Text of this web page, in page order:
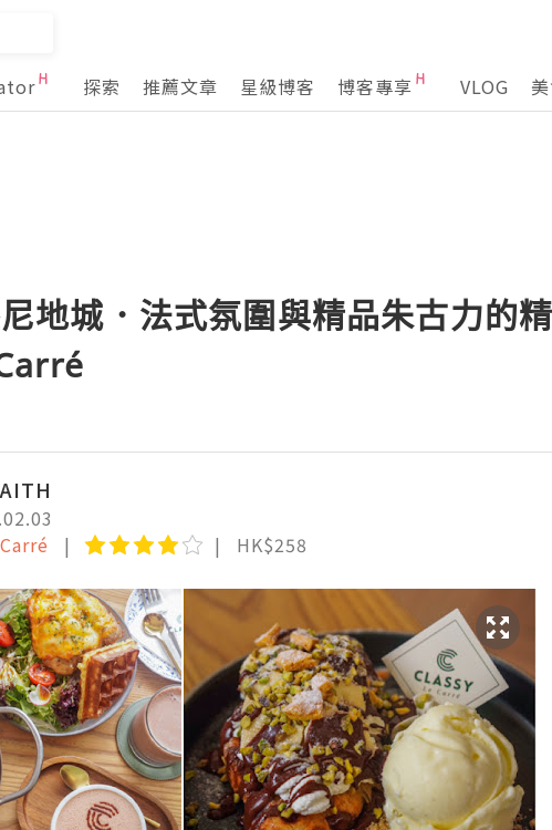
探索 推薦文章 星級博客 博客專享 VLOG
尼地城．法式氛圍與精品朱古力的
HK$258